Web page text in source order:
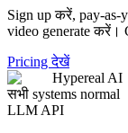
Sign up करें, pay-as-
video generate करें।
Pricing देखें
Hypereal AI
सभी systems normal
LLM API